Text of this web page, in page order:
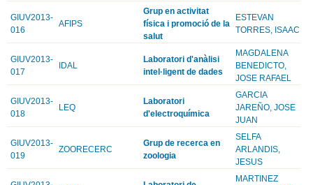
GIUV2013-
016
AFIPS
Grup en activitat
física i promoció de la
salut
ESTEVAN
TORRES, ISAAC
GIUV2013-
017
IDAL
Laboratori d'anàlisi
intel·ligent de dades
MAGDALENA
BENEDICTO,
JOSE RAFAEL
GIUV2013-
018
LEQ
Laboratori
d'electroquímica
GARCIA
JAREÑO, JOSE
JUAN
GIUV2013-
019
ZOORECERC
Grup de recerca en
zoologia
SELFA
ARLANDIS,
JESUS
MARTINEZ